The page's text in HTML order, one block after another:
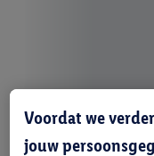
Voordat we
jouw